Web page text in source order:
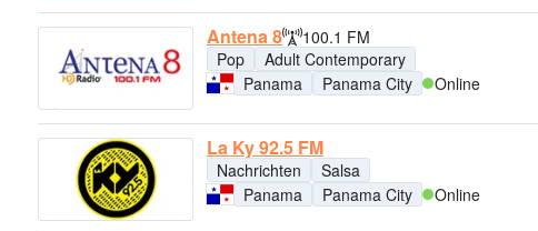
Antena 8
100.1 FM
Pop
Adult Contemporary
Panama
Panama City Online
La Ky 92.5 FM
Nachrichten
Salsa
Panama
Panama City Online